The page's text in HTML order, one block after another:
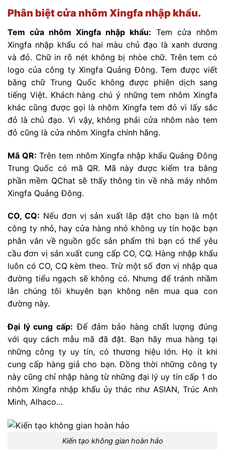
Phân biệt cửa nhôm Xingfa nhập khẩu.
Tem cửa nhôm Xingfa nhập khẩu: Tem cửa nhôm
Xingfa nhập khẩu có hai màu chủ đạo là xanh dương
và đỏ. Chữ in rõ nét không bị nhòe chữ. Trên tem có
logo của công ty Xingfa Quảng Đông. Tem được viết
bằng chữ Trung Quốc không được phiên dịch sang
tiếng Việt. Khách hàng chú ý những tem nhôm Xingfa
khác cũng được gọi là nhôm Xingfa tem đỏ vì lấy sắc
đỏ là chủ đạo. Vì vậy, không phải cửa nhôm nào tem
đỏ cũng là cửa nhôm Xingfa chính hãng.
Mã QR: Trên tem nhôm Xingfa nhập khẩu Quảng Đông
Trung Quốc có mã QR. Mã này được kiểm tra bằng
phần mềm QChat sẽ thấy thông tin về nhà máy nhôm
Xingfa Quảng Đông.
CO, CQ: Nếu đơn vị sản xuất lắp đặt cho bạn là một
công ty nhỏ, hay cửa hàng nhỏ không uy tín hoặc bạn
phân vân về nguồn gốc sản phẩm thì bạn có thể yêu
cầu đơn vị sản xuất cung cấp CO, CQ. Hàng nhập khẩu
luôn có CO, CQ kèm theo. Trừ một số đơn vị nhập qua
đường tiểu ngạch sẽ không có. Nhưng để tránh nhầm
lẫn chúng tôi khuyên bạn không nên mua qua con
đường này.
Đại lý cung cấp: Để đảm bảo hàng chất lượng đúng
với quy cách mẫu mã đã đặt. Bạn hãy mua hàng tại
những công ty uy tín, có thương hiệu lớn. Họ ít khi
cung cấp hàng giả cho bạn. Đồng thời những công ty
này cũng chỉ nhập hàng từ những đại lý uy tín cấp 1 do
nhôm Xingfa nhập khẩu ủy thác như ASIAN, Trúc Anh
Minh, Alhaco…
Kiến tạo không gian hoàn hảo